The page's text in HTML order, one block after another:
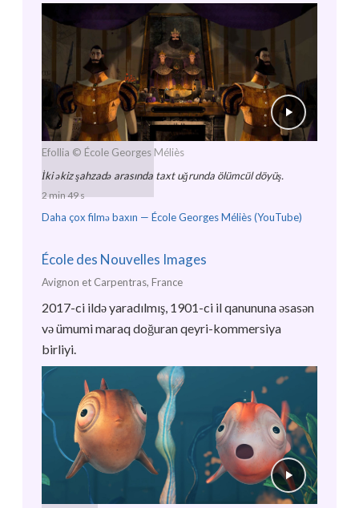
Efollia © École Georges Méliès
İki əkiz şahzadə arasında taxt uğrunda ölümcül döyüş.
2 min 49 s
Daha çox filmə baxın — École Georges Méliès (YouTube)
École des Nouvelles Images
Avignon et Carpentras, France
2017-ci ildə yaradılmış, 1901-ci il qanununa əsasən
və ümumi maraq doğuran qeyri-kommersiya
birliyi.